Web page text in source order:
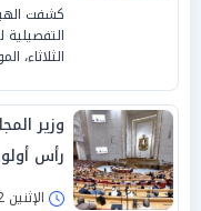
كشفت
الثلاثاء، الموافق 23
وزير
رأس
الإثنين 22/يونيو/2026 - 03:28 م